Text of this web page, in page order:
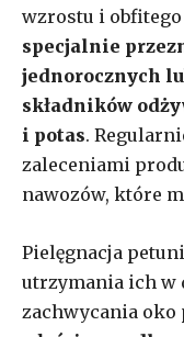
wzrostu i
specjalnie
jednorocznych
składników
i potas.
zaleceniami
nawozów, które
Pielęgnacja
utrzymania ich w
zachwycania oko